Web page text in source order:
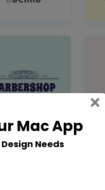
Mac App
Needs
×